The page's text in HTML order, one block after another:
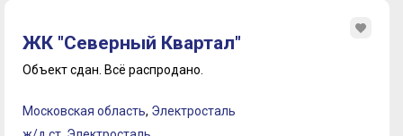
ЖК "Северный Квартал"
Объект сдан. Всё распродано.
Московская область, Электросталь